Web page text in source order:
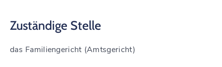
Zuständige Stelle
das Familiengericht (Amtsgericht)